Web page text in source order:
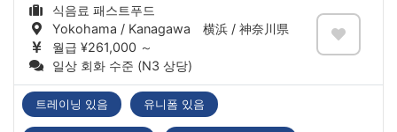
식음료 패스트푸드
Yokohama / Kanagawa 横浜 / 神奈川県
월급 ¥261,000 ～
일상 회화 수준 (N3 상당)
트레이닝 있음 유니폼 있음